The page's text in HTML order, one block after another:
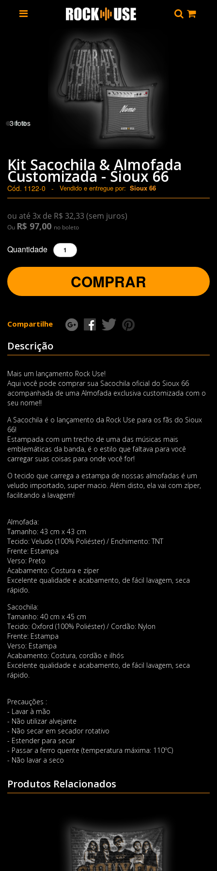
3 fotos
Kit Sacochila & Almofada
Customizada - Sioux 66
Cód. 1122-0 - Vendido e entregue por: Sioux 66
ou até 3x de R$ 32,33 (sem juros)
Ou R$ 97,00 no boleto
Quantidade
COMPRAR
Compartilhe
Descrição
Mais um lançamento Rock Use!
Aqui você pode comprar sua Sacochila oficial do Sioux 66
acompanhada de uma Almofada exclusiva customizada com o
seu nome!!
A Sacochila é o lançamento da Rock Use para os fãs do Sioux
66!
Estampada com um trecho de uma das músicas mais
emblemáticas da banda, é o estilo que faltava para você
carregar suas coisas para onde você for!
O tecido que carrega a estampa de nossas almofadas é um
veludo importado, super macio. Além disto, ela vai com zíper,
facilitando a lavagem!
Almofada:
Tamanho: 43 cm x 43 cm
Tecido: Veludo (100% Poliéster) / Enchimento: TNT
Frente: Estampa
Verso: Preto
Acabamento: Costura e zíper
Excelente qualidade e acabamento, de fácil lavagem, seca
rápido.
Sacochila:
Tamanho: 40 cm x 45 cm
Tecido: Oxford (100% Poliéster) / Cordão: Nylon
Frente: Estampa
Verso: Estampa
Acabamento: Costura, cordão e ilhós
Excelente qualidade e acabamento, de fácil lavagem, seca
rápido.
Precauções :
- Lavar à mão
- Não utilizar alvejante
- Não secar em secador rotativo
- Estender para secar
- Passar a ferro quente (temperatura máxima: 110ºC)
- Não lavar a seco
Produtos Relacionados